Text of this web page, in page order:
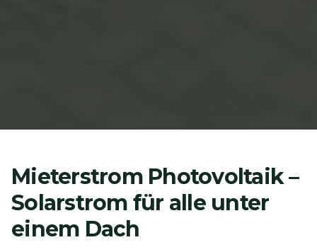
Mieterstrom Photovoltaik –
Solarstrom für alle unter
einem Dach